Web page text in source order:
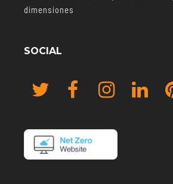
dimensiones
SOCIAL